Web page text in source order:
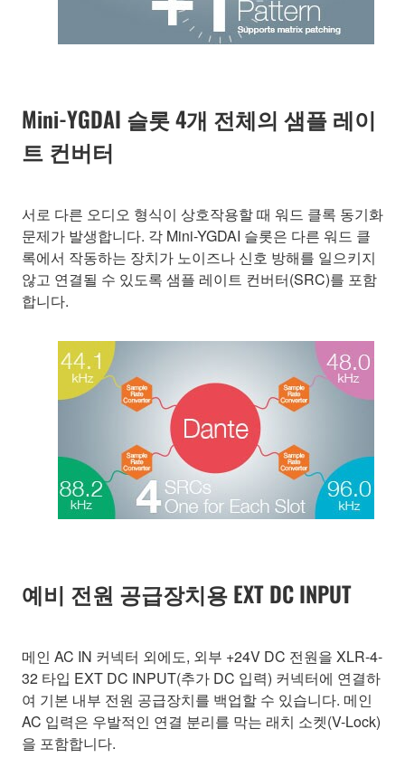
Mini-YGDAI 슬롯 4개 전체의 샘플 레이
트 컨버터
서로 다른 오디오 형식이 상호작용할 때 워드 클록 동기화
문제가 발생합니다. 각 Mini-YGDAI 슬롯은 다른 워드 클
록에서 작동하는 장치가 노이즈나 신호 방해를 일으키지
않고 연결될 수 있도록 샘플 레이트 컨버터(SRC)를 포함
합니다.
예비 전원 공급장치용 EXT DC INPUT
메인 AC IN 커넥터 외에도, 외부 +24V DC 전원을 XLR-4-
32 타입 EXT DC INPUT(추가 DC 입력) 커넥터에 연결하
여 기본 내부 전원 공급장치를 백업할 수 있습니다. 메인
AC 입력은 우발적인 연결 분리를 막는 래치 소켓(V-Lock)
을 포함합니다.